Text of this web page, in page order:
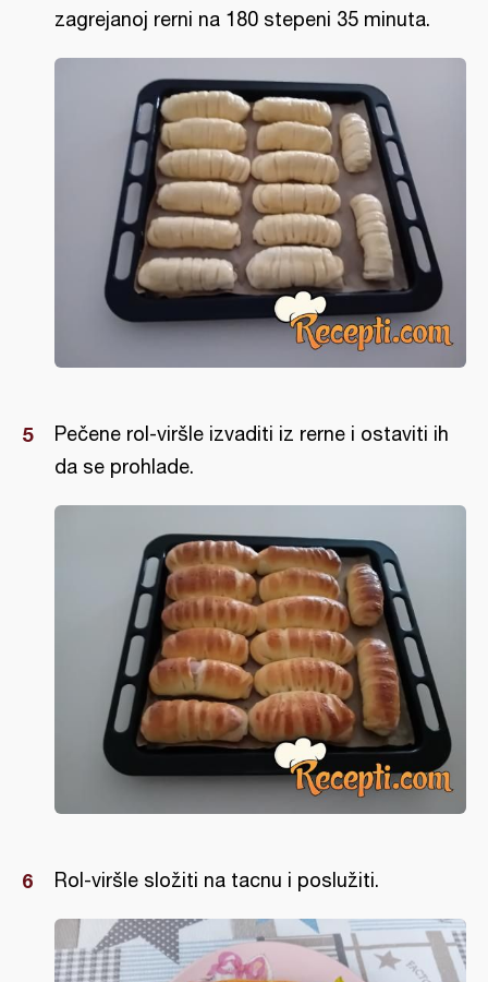
zagrejanoj rerni na 180 stepeni 35 minuta.
Pečene rol-viršle izvaditi iz rerne i ostaviti ih
da se prohlade.
Rol-viršle složiti na tacnu i poslužiti.